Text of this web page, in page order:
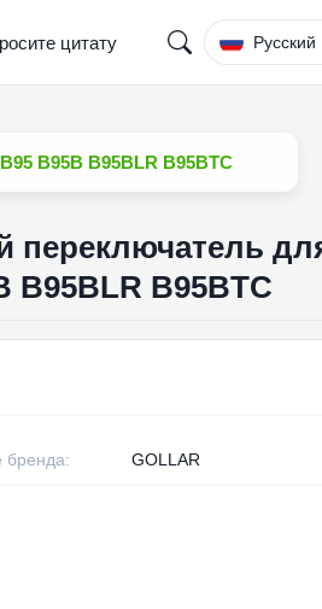
цитату Русский
B95B B95BLR B95BTC
переключатель
B95BLR B95BTC
бренда: GOLLAR